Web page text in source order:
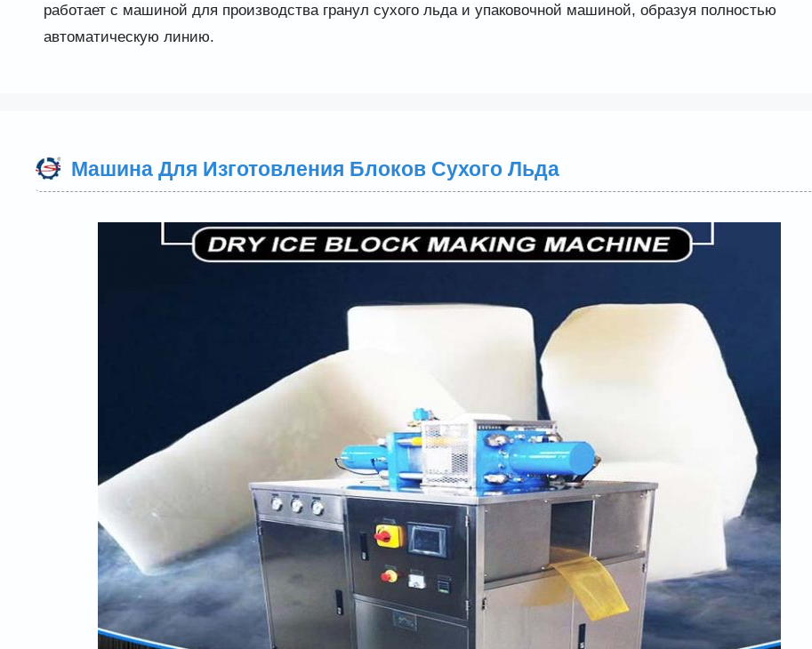
работает с машиной для производства гранул сухого льда и упаковочной машиной, образуя полностью
автоматическую линию.
Машина Для Изготовления Блоков Сухого Льда